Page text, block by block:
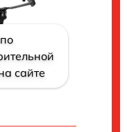
сайте